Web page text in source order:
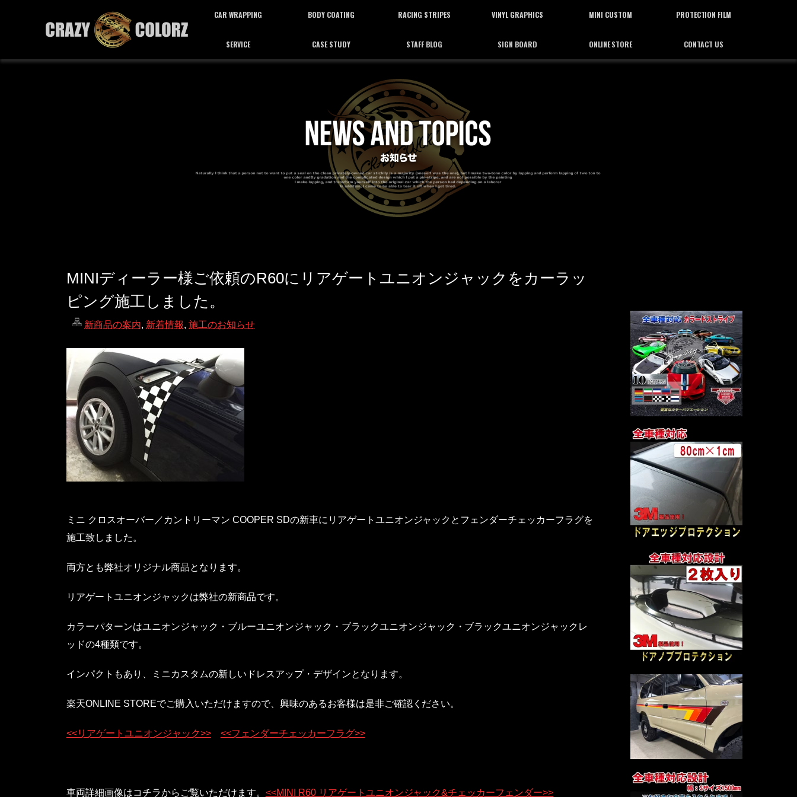
CAR WRAPPING
カーラッピング
BODY COATING
ボディーコーティング
RACING STRIPES
レーシングストライプ
VINYL GRAPHICS
バイナルグラフィックス
MINI CUSTOM
ミニカスタム
PROTECTION FILM
プロテクション フィルム
SERVICE CASE STUDY STAFF BLOG SIGN BOARD ONLINE STORE CONTACT US
MINIディーラー様ご依頼のR60にリアゲートユニオンジャックをカーラッ
ピング施工しました。
新商品の案内, 新着情報, 施工のお知らせ
ミニ クロスオーバー／カントリーマン COOPER SDの新車にリアゲートユニオンジャックとフェンダーチェッカーフラグを
施工致しました。
両方とも弊社オリジナル商品となります。
リアゲートユニオンジャックは弊社の新商品です。
カラーパターンはユニオンジャック・ブルーユニオンジャック・ブラックユニオンジャック・ブラックユニオンジャックレ
ッドの4種類です。
インパクトもあり、ミニカスタムの新しいドレスアップ・デザインとなります。
楽天ONLINE STOREでご購入いただけますので、興味のあるお客様は是非ご確認ください。
<<リアゲートユニオンジャック>> <<フェンダーチェッカーフラグ>>
車両詳細画像はコチラからご覧いただけます。 <<MINI R60 リアゲートユニオンジャック&チェッカーフェンダー>>